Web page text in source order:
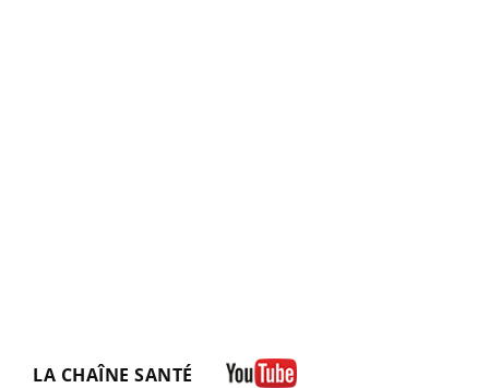
LA CHAÎNE SANTÉ